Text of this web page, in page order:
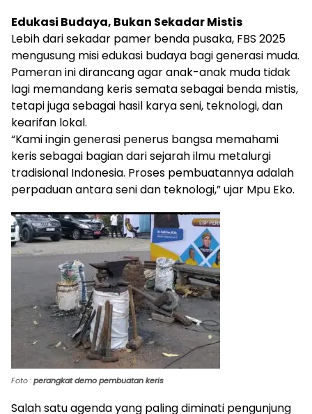
Edukasi Budaya, Bukan Sekadar Mistis
Lebih dari sekadar pamer benda pusaka, FBS 2025
mengusung misi edukasi budaya bagi generasi muda.
Pameran ini dirancang agar anak-anak muda tidak
lagi memandang keris semata sebagai benda mistis,
tetapi juga sebagai hasil karya seni, teknologi, dan
kearifan lokal.
“Kami ingin generasi penerus bangsa memahami
keris sebagai bagian dari sejarah ilmu metalurgi
tradisional Indonesia. Proses pembuatannya adalah
perpaduan antara seni dan teknologi,” ujar Mpu Eko.
Foto:perangkat demo pembuatan keris
Salah satu agenda yang paling diminati pengunjung